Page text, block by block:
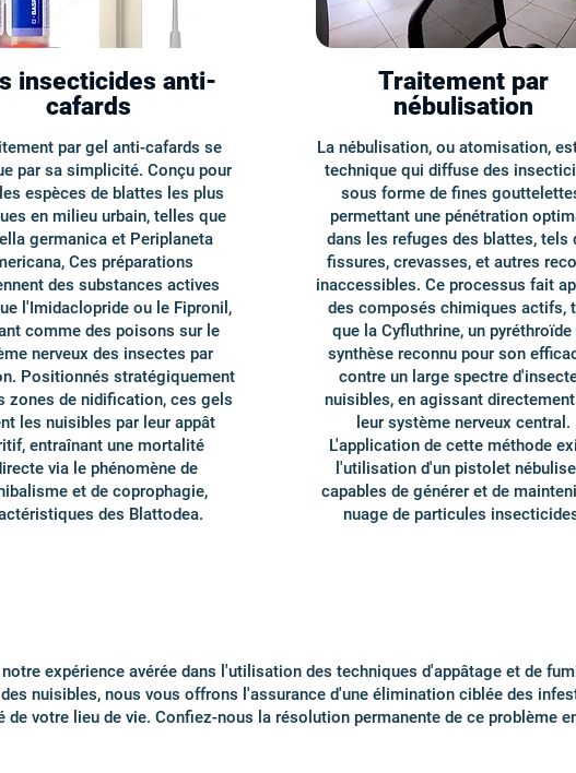
insecticides anti-
cafards
par gel anti-cafards se
par sa simplicité. Conçu pour
espèces de blattes les plus
en milieu urbain, telles que
germanica et Periplaneta
Ces préparations
des substances actives
l'Imidaclopride ou le Fipronil,
comme des poisons sur le
nerveux des insectes par
Positionnés stratégiquement
zones de nidification, ces gels
les nuisibles par leur appât
entraînant une mortalité
via le phénomène de
et de coprophagie,
des Blattodea.
Traitement par
nébulisation
La nébulisation, ou atomisation,
technique qui diffuse des
sous forme de fines
permettant une pénétration
dans les refuges des blattes, tels
fissures, crevasses, et autres
inaccessibles. Ce processus fait
des composés chimiques actifs,
que la Cyfluthrine, un pyréthroïde
synthèse reconnu pour son
contre un large spectre
nuisibles, en agissant
leur système nerveux central.
L'application de cette méthode
l'utilisation d'un pistolet
capables de générer et de
nuage de particules
notre expérience avérée dans l'utilisation des techniques d'appâtage et de
nuisibles, nous vous offrons l'assurance d'une élimination ciblée des
de votre lieu de vie. Confiez-nous la résolution permanente de ce problème